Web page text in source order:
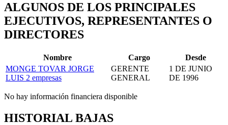
ALGUNOS DE LOS PRINCIPALES
EJECUTIVOS, REPRESENTANTES O
DIRECTORES
Nombre Cargo
Desde
MONGE TOVAR JORGE
LUIS 2 empresas
GERENTE
GENERAL
1 DE JUNIO
DE 1996
No hay información financiera disponible
HISTORIAL BAJAS